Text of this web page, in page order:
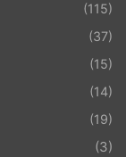
(115)
(37)
(15)
(14)
(19)
(3)